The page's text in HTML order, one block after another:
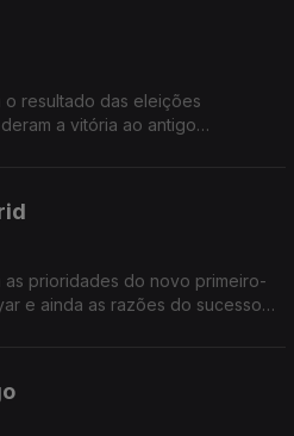
o resultado das eleições
a vitória ao antigo
as prioridades do novo primeiro-
e ainda as razões do sucesso